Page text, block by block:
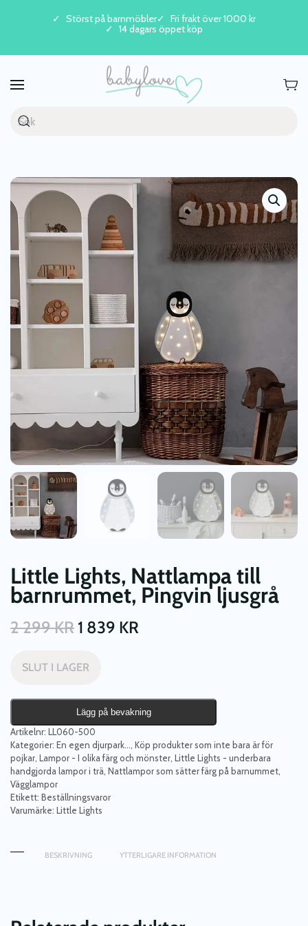
Skip to main content
Störst på barnmöbler
Fri frakt över 1000 kr
14 dagars öppet köp
Little Lights, Nattlampa till
barnrummet, Pingvin ljusgrå
2 299KR 1 839 KR
SLUT I LAGER
Lägg på bevakning
Artikelnr: LL060-500
Kategorier: En egen djurpark...
Köp produkter som inte bara är för
pojkar Lampor - I olika färg och mönster Little Lights - underbara
handgjorda lampor i trä Nattlampor som sätter färg på barnummet
Vägglampor
Etikett: Beställningsvaror
Varumärke: Little Lights
BESKRIVNING YTTERLIGARE INFORMATION